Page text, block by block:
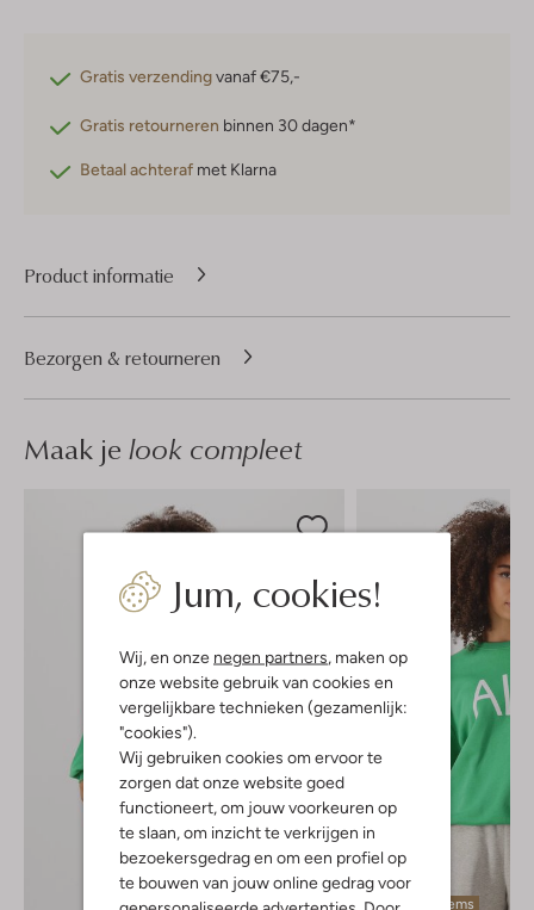
Jum, cookies!
Wij, en onze negen partners , maken op
onze website gebruik van cookies en
vergelijkbare technieken (gezamenlijk:
"cookies").
Wij gebruiken cookies om ervoor te
zorgen dat onze website goed
functioneert, om jouw voorkeuren op
te slaan, om inzicht te verkrijgen in
bezoekersgedrag en om een profiel op
te bouwen van jouw online gedrag voor
Gratis verzendingvanaf €75,-
Gratis retourneren binnen 30 dagen*
Betaal achteraf met Klarna
Product informatie
Bezorgen & retourneren
Maak je look compleet
Laatste items